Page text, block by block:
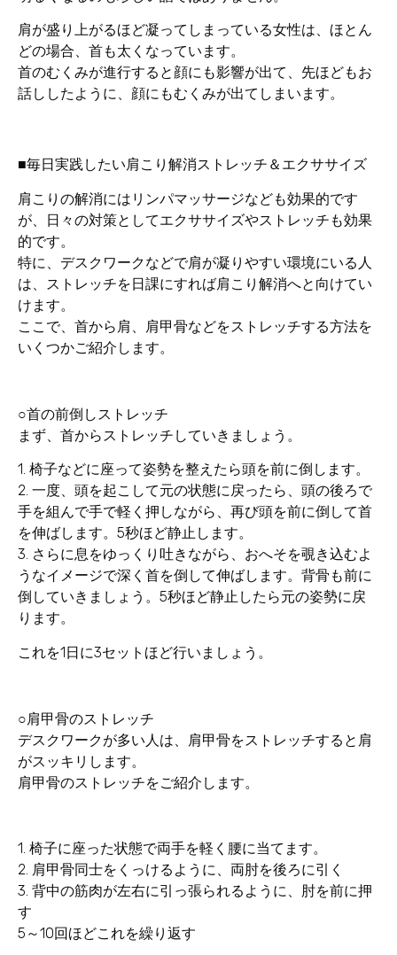
肩が盛り上がるほど凝ってしまっている女性は、ほとん
どの場合、首も太くなっています。
首のむくみが進行すると顔にも影響が出て、先ほどもお
話ししたように、顔にもむくみが出てしまいます。
■毎日実践したい肩こり解消ストレッチ＆エクササイズ
肩こりの解消にはリンパマッサージなども効果的です
が、日々の対策としてエクササイズやストレッチも効果
的です。
特に、デスクワークなどで肩が凝りやすい環境にいる人
は、ストレッチを日課にすれば肩こり解消へと向けてい
けます。
ここで、首から肩、肩甲骨などをストレッチする方法を
いくつかご紹介します。
○首の前倒しストレッチ
まず、首からストレッチしていきましょう。
1. 椅子などに座って姿勢を整えたら頭を前に倒します。
2. 一度、頭を起こして元の状態に戻ったら、頭の後ろで
手を組んで手で軽く押しながら、再び頭を前に倒して首
を伸ばします。5秒ほど静止します。
3. さらに息をゆっくり吐きながら、おへそを覗き込むよ
うなイメージで深く首を倒して伸ばします。背骨も前に
倒していきましょう。5秒ほど静止したら元の姿勢に戻
ります。
これを1日に3セットほど行いましょう。
○肩甲骨のストレッチ
デスクワークが多い人は、肩甲骨をストレッチすると肩
がスッキリします。
肩甲骨のストレッチをご紹介します。
1. 椅子に座った状態で両手を軽く腰に当てます。
2. 肩甲骨同士をくっけるように、両肘を後ろに引く
3. 背中の筋肉が左右に引っ張られるように、肘を前に押
す
5～10回ほどこれを繰り返す